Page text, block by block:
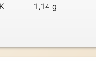
1,14 g